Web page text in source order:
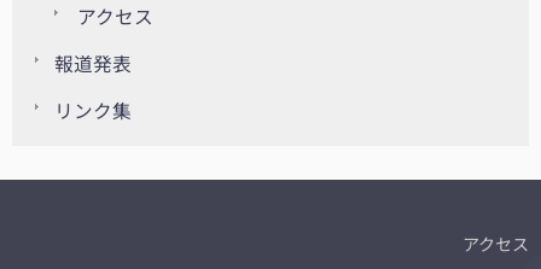
アクセス
報道発表
リンク集
アクセス